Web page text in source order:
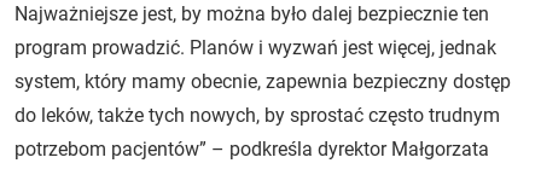
Najważniejsze jest, by można było dalej bezpiecznie ten
program prowadzić. Planów i wyzwań jest więcej, jednak
system, który mamy obecnie, zapewnia bezpieczny dostęp
do leków, także tych nowych, by sprostać często trudnym
potrzebom pacjentów” – podkreśla dyrektor Małgorzata